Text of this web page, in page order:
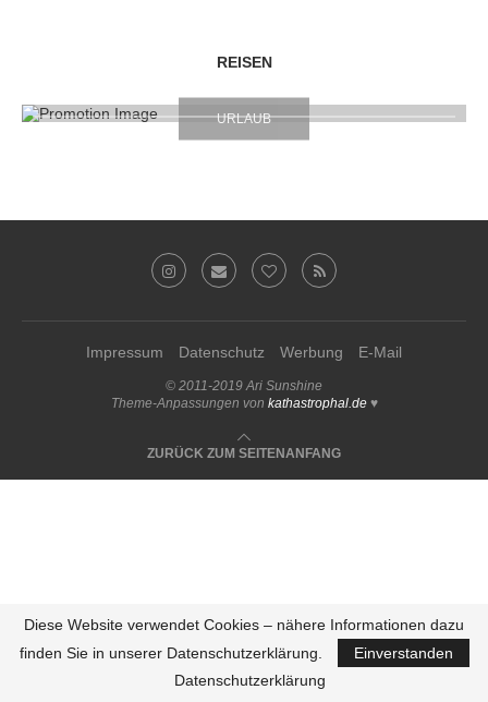
REISEN
URLAUB
Impressum Datenschutz Werbung E-Mail
© 2011-2019 Ari Sunshine
Theme-Anpassungen von kathastrophal.de♥
ZURÜCK ZUM SEITENANFANG
Diese Website verwendet Cookies – nähere Informationen dazu
finden Sie in unserer Datenschutzerklärung.
Einverstanden
Datenschutzerklärung